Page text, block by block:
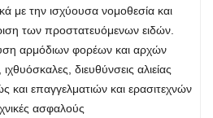
με την ισχύουσα νομοθεσία και
των προστατευόμενων ειδών.
αρμόδιων φορέων και αρχών
ιχθυόσκαλες, διευθύνσεις αλιείας
και επαγγελματιών και ερασιτεχνών
ασφαλούς